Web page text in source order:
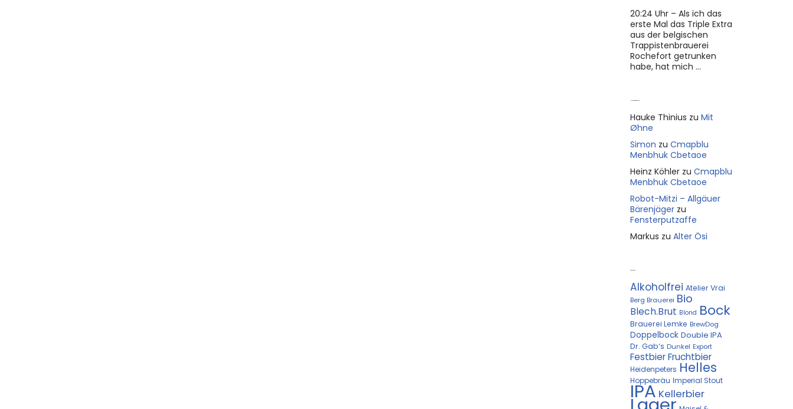
20:24 Uhr – Als ich das
erste Mal das Triple Extra
aus der belgischen
Trappistenbrauerei
Rochefort getrunken
habe, hat mich …
Hauke Thinius zu Mit
Øhne
Simon zu Cmapblu
Menbhuk Cbetaoe
Heinz Köhler zu Cmapblu
Menbhuk Cbetaoe
Robot-Mitzi – Allgäuer
Bärenjäger zu
Fensterputzaffe
Markus zu Alter Ösi
Alkoholfrei Atelier Vrai
Berg Brauerei Bio
Blech.Brut Blond Bock
Brauerei Lemke BrewDog
Doppelbock Double IPA
Dr. Gab‘s Dunkel Export
FestbierFruchtbier
Heidenpeters Helles
Hoppebräu Imperial Stout
IPA Kellerbier